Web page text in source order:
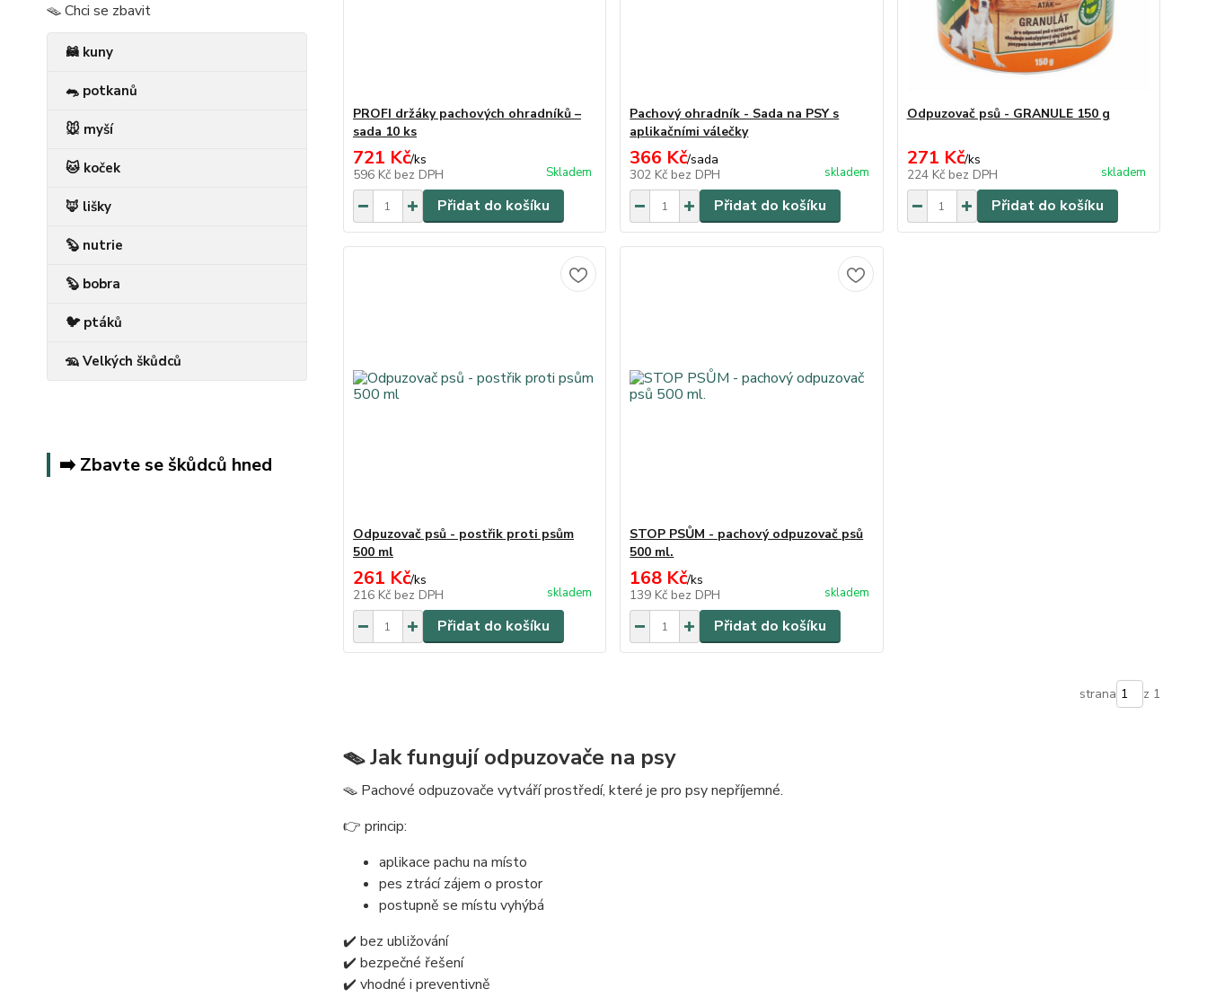
🪤 Chci se zbavit
🦝 kuny
🐀 potkanů
🐭 myší
🐱 koček
🦊 lišky
🦫 nutrie
🦫 bobra
🐦 ptáků
🦡 Velkých škůdců
➡️ Zbavte se škůdců hned
PROFI držáky pachových ohradníků –
sada 10 ks
721 Kč/ks
596 Kč bez DPH Skladem
Přidat do košíku
Pachový ohradník - Sada na PSY s
aplikačními válečky
366 Kč/sada
302 Kč bez DPH skladem
Přidat do košíku
Odpuzovač psů - GRANULE 150 g
271 Kč/ks
224 Kč bez DPH skladem
Přidat do košíku
Odpuzovač psů - postřik proti psům
500 ml
261 Kč/ks
216 Kč bez DPH skladem
Přidat do košíku
STOP PSŮM - pachový odpuzovač psů
500 ml.
168 Kč/ks
139 Kč bez DPH skladem
Přidat do košíku
strana z 1
🪤 Jak fungují odpuzovače na psy
🪤 Pachové odpuzovače vytváří prostředí, které je pro psy nepříjemné.
👉 princip:
aplikace pachu na místo
pes ztrácí zájem o prostor
postupně se místu vyhýbá
✔️ bez ubližování
✔️ bezpečné řešení
✔️ vhodné i preventivně